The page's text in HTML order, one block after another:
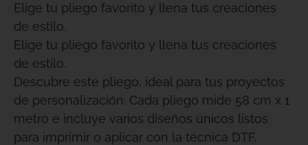
Elige tu pliego favorito y llena tus creaciones
de estilo.
Elige tu pliego favorito y llena tus creaciones
de estilo.
Descubre este pliego, ideal para tus proyectos
de personalización. Cada pliego mide 58 cm x 1
metro e incluye varios diseños únicos listos
para imprimir o aplicar con la técnica DTF.